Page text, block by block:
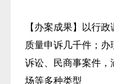
【办案成果】以行
质量申诉几千件；
诉讼、民商事案件，
场等多种类型